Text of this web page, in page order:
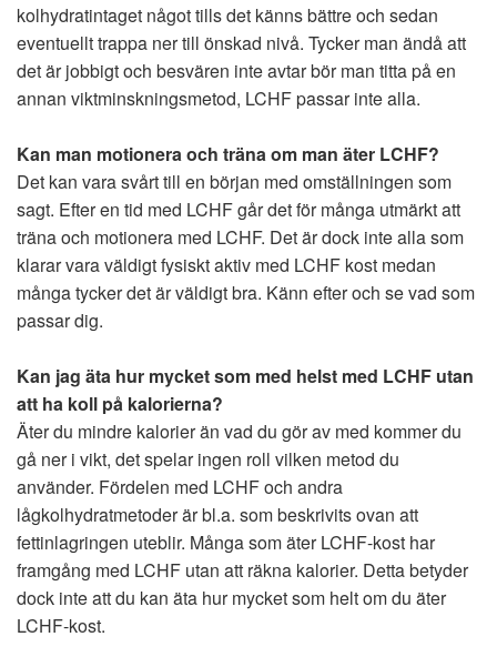
kolhydratintaget något tills det känns bättre och sedan
eventuellt trappa ner till önskad nivå. Tycker man ändå att
det är jobbigt och besvären inte avtar bör man titta på en
annan viktminskningsmetod, LCHF passar inte alla.
Kan man motionera och träna om man äter LCHF?
Det kan vara svårt till en början med omställningen som
sagt. Efter en tid med LCHF går det för många utmärkt att
träna och motionera med LCHF. Det är dock inte alla som
klarar vara väldigt fysiskt aktiv med LCHF kost medan
många tycker det är väldigt bra. Känn efter och se vad som
passar dig.
Kan jag äta hur mycket som med helst med LCHF utan
att ha koll på kalorierna?
Äter du mindre kalorier än vad du gör av med kommer du
gå ner i vikt, det spelar ingen roll vilken metod du
använder. Fördelen med LCHF och andra
lågkolhydratmetoder är bl.a. som beskrivits ovan att
fettinlagringen uteblir. Många som äter LCHF-kost har
framgång med LCHF utan att räkna kalorier. Detta betyder
dock inte att du kan äta hur mycket som helt om du äter
LCHF-kost.